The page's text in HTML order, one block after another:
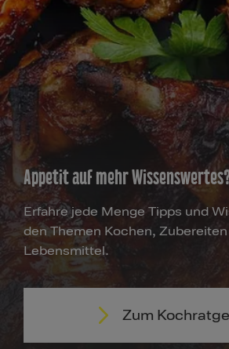
Appetit auf mehr
Erfahre jede Menge Tipps und
den Themen Kochen,
Lebensmittel.
Zum